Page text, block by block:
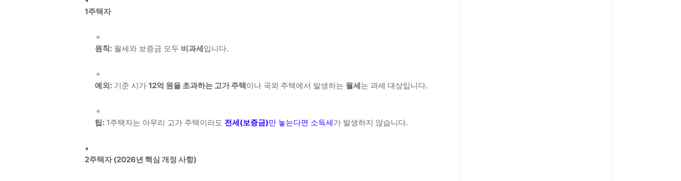
1주택자
원칙: 월세와 보증금 모두 비과세입니다.
예외: 기준 시가 12억 원을 초과하는 고가 주택이나 국외 주택에서 발생하는 월세는 과세 대상입니다.
팁: 1주택자는 아무리 고가 주택이라도 전세(보증금)만 놓는다면 소득세가 발생하지 않습니다.
2주택자 (2026년 핵심 개정 사항)